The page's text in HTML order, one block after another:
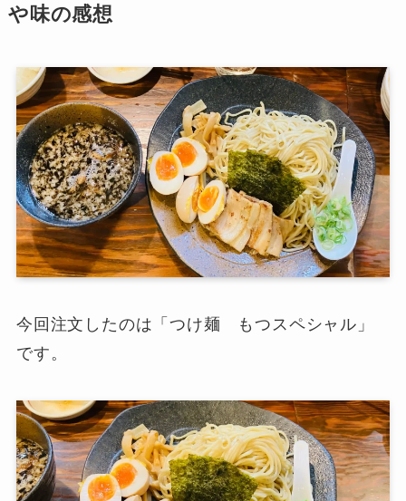
や味の感想
今回注文したのは「つけ麺 もつスペシャル」
です。